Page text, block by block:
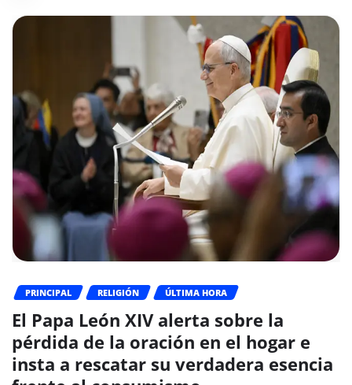
PRINCIPAL RELIGIÓN ÚLTIMA HORA
El Papa León XIV alerta sobre la
pérdida de la oración en el hogar e
insta a rescatar su verdadera esencia